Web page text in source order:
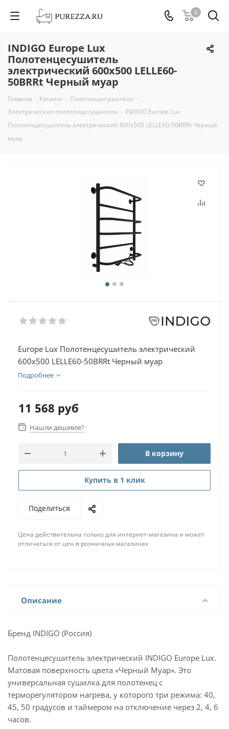
0
INDIGO Europe Lux
Полотенцесушитель
электрический 600х500 LELLE60-
50BRRt Черный муар
Главная - Каталог - Полотенцесушители -
Электрические полотенцесушители - INDIGO Europe Lux
Полотенцесушитель электрический 600х500 LELLE60-50BRRt Черный
муар
Europe Lux Полотенцесушитель электрический
600х500 LELLE60-50BRRt Черный муар
Подробнее
11 568 руб
Нашли дешевле?
В корзину
Купить в 1 клик
Поделиться
Цена действительна только для интернет-магазина и может
отличаться от цен в розничных магазинах
Описание
Бренд INDIGO (Россия)
Полотенцесушитель электрический INDIGO Europe Lux.
Матовая поверхность цвета «Черный Муар». Это
универсальная сушилка для полотенец с
терморегулятором нагрева, у которого три режима: 40,
45, 50 градусов и таймером на отключение через 2, 4, 6
часов.